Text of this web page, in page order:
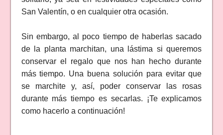
San Valentín, o en cualquier otra ocasión.
Sin embargo, al poco tiempo de haberlas sacado
de la planta marchitan, una lástima si queremos
conservar el regalo que nos han hecho durante
más tiempo. Una buena solución para evitar que
se marchite y, así, poder conservar las rosas
durante más tiempo es secarlas. ¡Te explicamos
como hacerlo a continuación!